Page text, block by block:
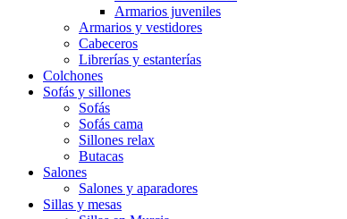
Armarios juveniles
Armarios y vestidores
Cabeceros
Librerías y estanterías
Colchones
Sofás y sillones
Sofás
Sofás cama
Sillones relax
Butacas
Salones
Salones y aparadores
Sillas y mesas